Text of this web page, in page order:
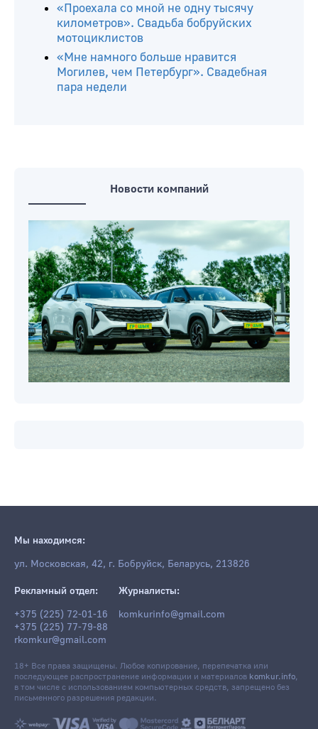
«Проехала со мной не одну тысячу
километров». Свадьба бобруйских
мотоциклистов
«Мне намного больше нравится
Могилев, чем Петербург». Свадебная
пара недели
Новости компаний
Мы находимся:
ул. Московская, 42, г. Бобруйск, Беларусь, 213826
Рекламный отдел:
+375 (225) 72-01-16
+375 (225) 77-79-88
rkomkur@gmail.com
Журналисты:
komkurinfo@gmail.com
18+ Все права защищены. Любое копирование, перепечатка или
последующее распространение информации и материалов komkur.info,
в том числе с использованием компьютерных средств, запрещено без
письменного разрешения редакции.